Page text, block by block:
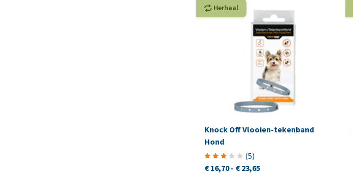
Herhaal
Knock Off Vlooien-tekenband
Hond
(5)
€ 16,70- € 23,65